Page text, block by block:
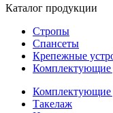
Каталог продукции
Стропы
Спансеты
Крепежные
Комплектующие
Комплектующие
Такелаж